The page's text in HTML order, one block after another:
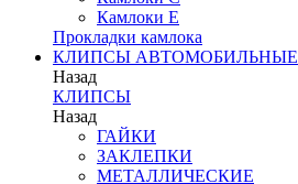
Камлоки Е
Прокладки камлока
КЛИПСЫ АВТОМОБИЛЬНЫЕ
Назад
КЛИПСЫ
Назад
ГАЙКИ
ЗАКЛЕПКИ
МЕТАЛЛИЧЕСКИЕ